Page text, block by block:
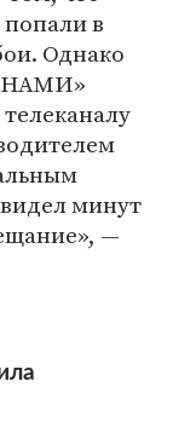
в
Однако
минут
—